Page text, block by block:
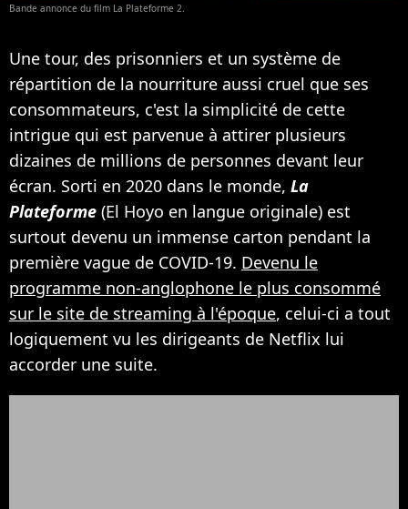
Bande annonce du film La Plateforme 2.
Une tour, des prisonniers et un système de
répartition de la nourriture aussi cruel que ses
consommateurs, c'est la simplicité de cette
intrigue qui est parvenue à attirer plusieurs
dizaines de millions de personnes devant leur
écran. Sorti en 2020 dans le monde, La
Plateforme (El Hoyo en langue originale) est
surtout devenu un immense carton pendant la
première vague de COVID-19. Devenu le
programme non-anglophone le plus consommé
sur le site de streaming à l'époque, celui-ci a tout
logiquement vu les dirigeants de Netflix lui
accorder une suite.